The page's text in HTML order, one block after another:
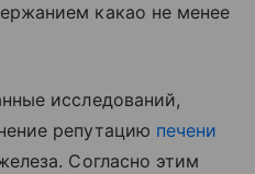
какао не менее
исследований,
репутацию печени
Согласно этим